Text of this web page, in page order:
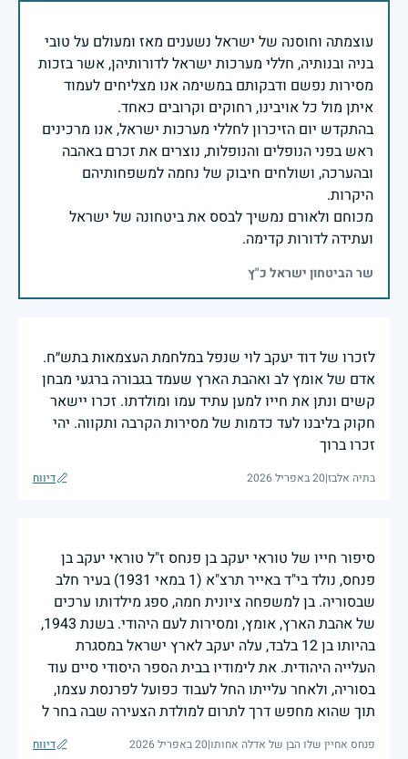
עוצמתה וחוסנה של ישראל נשענים מאז ומעולם על טובי
בניה ובנותיה, חללי מערכות ישראל לדורותיהן, אשר בזכות
מסירות נפשם ודבקותם במשימה אנו מצליחים לעמוד
בהתקדש יום הזיכרון לחללי מערכות ישראל, אנו מרכינים
ראש בפני הנופלים והנופלות, נוצרים את זכרם באהבה
ובהערכה, ושולחים חיבוק של נחמה למשפחותיהם
מכוחם ולאורם נמשיך לבסס את ביטחונה של ישראל
ועתידה לדורות קדימה.
שר הביטחון ישראל כ"ץ
לזכרו של דוד יעקב לוי שנפל במלחמת העצמאות בתש״ח.
אדם של אומץ לב ואהבת הארץ שעמד בגבורה ברגעי מבחן
קשים ונתן את חייו למען עתיד עמו ומולדתו. זכרו יישאר
חקוק בליבנו לעד כדמות של מסירות הקרבה ותקווה. יהי
זכרו ברוך
בתיה אלבז|20 באפריל 2026 דיווח
סיפור חייו של טוראי יעקב בן פנחס ז"ל טוראי יעקב בן
פנחס, נולד בי"ד באייר תרצ"א (1 במאי 1931) בעיר חלב
שבסוריה. בן למשפחה ציונית חמה, ספג מילדותו ערכים
של אהבת הארץ, אומץ, ומסירות לעם היהודי. בשנת 1943,
בהיותו בן 12 בלבד, עלה יעקב לארץ ישראל במסגרת
העלייה היהודית. את לימודיו בבית הספר היסודי סיים עוד
בסוריה, ולאחר עלייתו החל לעבוד כפועל לפרנסת עצמו,
תוך שהוא מחפש דרך לתרום למולדת הצעירה שבה בחר ל
פנחס אחיין שלו הבן של אדלה אחותו|20 באפריל 2026 דיווח